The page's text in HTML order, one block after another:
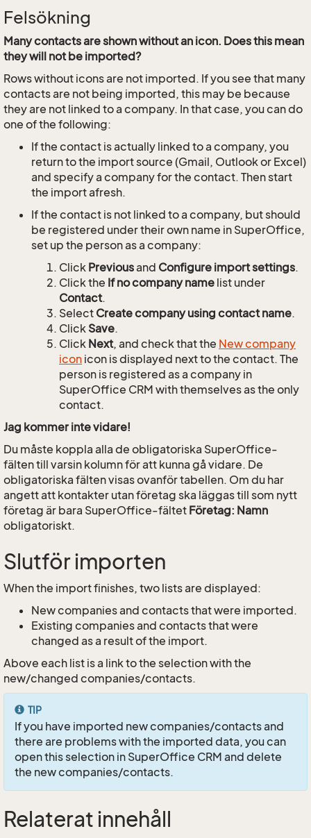
Felsökning
Many contacts are shown without an icon. Does this mean
they will not be imported?
Rows without icons are not imported. If you see that many
contacts are not being imported, this may be because
they are not linked to a company. In that case, you can do
one of the following:
If the contact is actually linked to a company, you
return to the import source (Gmail, Outlook or Excel)
and specify a company for the contact. Then start
the import afresh.
If the contact is not linked to a company, but should
be registered under their own name in SuperOffice,
set up the person as a company:
Click Previousand Configure import settings.
Click the If no company name list under
Contact.
Select Create company using contact name.
Click Save.
Click Next, and check that the New company
icon icon is displayed next to the contact. The
person is registered as a company in
SuperOffice CRM with themselves as the only
contact.
Jag kommer inte vidare!
Du måste koppla alla de obligatoriska SuperOffice-
fälten till varsin kolumn för att kunna gå vidare. De
obligatoriska fälten visas ovanför tabellen. Om du har
angett att kontakter utan företag ska läggas till som nytt
företag är bara SuperOffice-fältet Företag: Namn
obligatoriskt.
Slutför importen
When the import finishes, two lists are displayed:
New companies and contacts that were imported.
Existing companies and contacts that were
changed as a result of the import.
Above each list is a link to the selection with the
new/changed companies/contacts.
TIP
If you have imported new companies/contacts and
there are problems with the imported data, you can
open this selection in SuperOffice CRM and delete
the new companies/contacts.
Relaterat innehåll